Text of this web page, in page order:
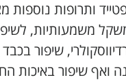
ותרופות נוספות
משמעותיות,
שיפור
ואף שיפור באיכות